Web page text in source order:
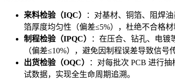
来料检验（IQC）
：对基材、铜箔、阻焊
箔厚度均匀性（偏差≤5%），杜绝不合格材
制程检验（IPQC）
：在压合、钻孔、电镀
（偏差≤10%），避免因制程误差导致信号
出货检验（OQC）
：对每批次 PCB 进行
试数据，实现全生命周期追溯。